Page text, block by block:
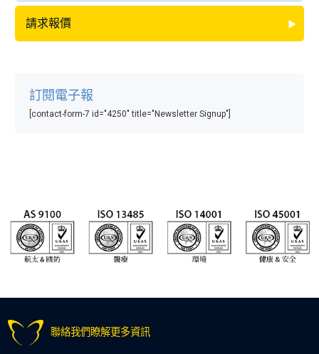
請求報價
訂閱電子報
[contact-form-7 id="4250" title="Newsletter Signup"]
聯絡我們瞭解更多資訊